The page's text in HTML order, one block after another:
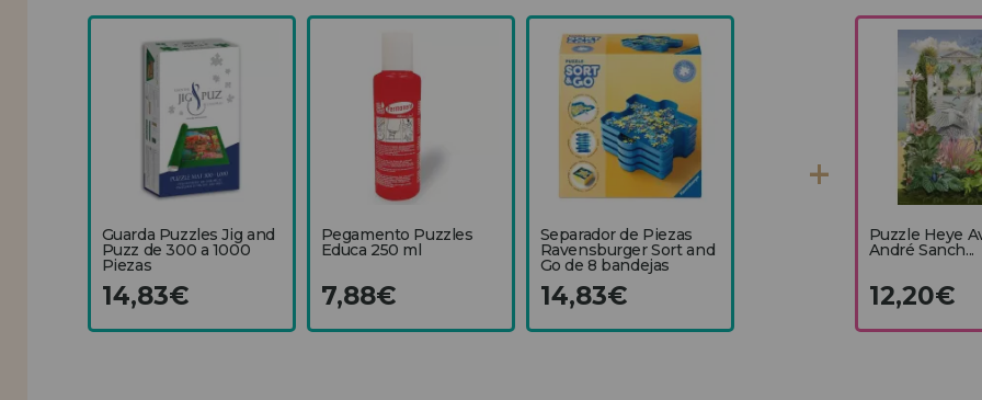
Guarda Puzzles Jig and
Puzz de 300 a 1000
Piezas
14,83€
Pegamento Puzzles
Educa 250 ml
7,88€
Separador de Piezas
Ravensburger Sort and
Go de 8 bandejas
14,83€
Puzzle Heye
André Sanch...
12,20€